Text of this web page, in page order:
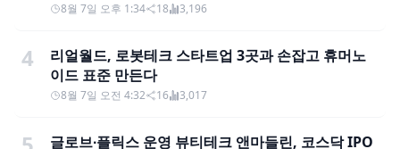
8월 7일 오후 1:34 18 3,196
4
리얼월드, 로봇테크 스타트업 3곳과 손잡고 휴머노
이드 표준 만든다
8월 7일 오전 4:32 16 3,017
글로브∙플릭스 운영 뷰티테크 앤마들린, 코스닥 IPO